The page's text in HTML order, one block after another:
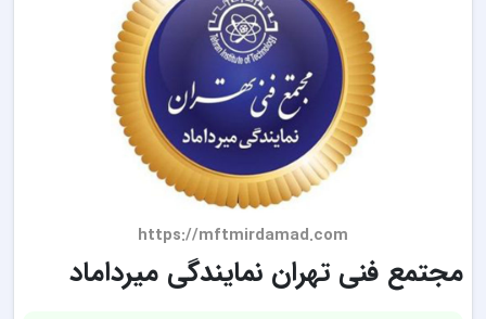
https://mftmirdamad.com
مجتمع فنی تهران نمایندگی میرداماد